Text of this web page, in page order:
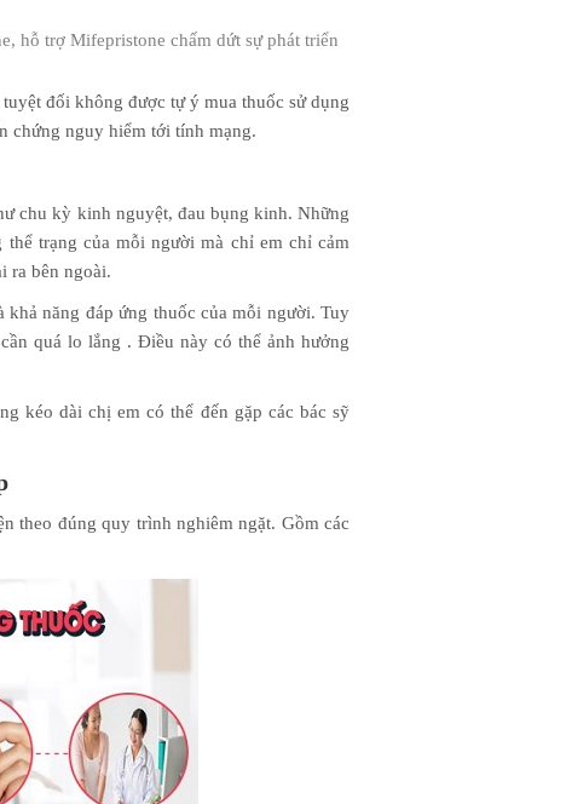
hỗ trợ Mifepristone chấm dứt sự phát triển
đối không được tự ý mua thuốc sử dụng
chứng nguy hiểm tới tính mạng.
chu kỳ kinh nguyệt, đau bụng kinh. Những
trạng của mỗi người mà chỉ em chỉ cảm
ra bên ngoài.
năng đáp ứng thuốc của mỗi người. Tuy
quá lo lắng . Điều này có thể ảnh hưởng
kéo dài chị em có thể đến gặp các bác sỹ
theo đúng quy trình nghiêm ngặt. Gồm các